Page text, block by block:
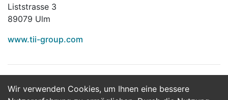
Wir verwenden Cookies, um Ihnen eine bessere
Liststrasse 3
89079 Ulm
www.tii-group.com